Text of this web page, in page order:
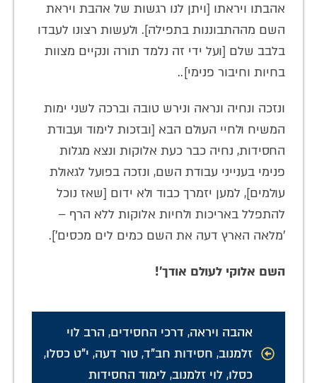
אהבתו ויראתו [ויתן לנו רגשות של אהבת ויראת
השם מההתבוננות בתפילה]. ולעשות רצונו לעבדו
בלבב שלם [ועל ידי זה נלמד תורה ונקיים מצוות
בחיות וחיבור פנימי]..
ונזכה ונחיה ונראה ונירש טובה וברכה לשני ימות
המשיח ולחיי העולם הבא [ובזכות לימוד ועבודת
החסידות, נחיה כבר כעת אלוקות ונצא מגלות
פנימי בענייני עבודת השם, ונזכה בפועל לגאולת
עולמים], למען יזמרך כבוד ולא ידום [שאז נוכל
להתפלל באריכות ולחיות אלוקות ללא הרף –
'מלאה הארץ דעה את השם כמים לים מכסים'].
השם אלוקי לעולם אודך'!
אהבה ויראה, דרכי החסידים, הרב לוי
זלמנוב, חסידות חב"ד, טור דעה, י"ט כסלו,
כסלו, לוי זלמנוב, לימוד החסידות